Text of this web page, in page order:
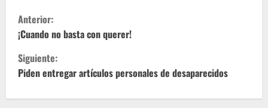
S
i
g
Anterior:
¡Cuando no basta con querer!
Siguiente:
Piden entregar artículos personales de desaparecidos